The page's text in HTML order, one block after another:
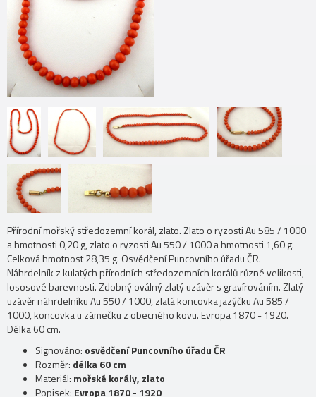
Přírodní mořský středozemní korál, zlato. Zlato o ryzosti Au 585 / 1000
a hmotnosti 0,20 g, zlato o ryzosti Au 550 / 1000 a hmotnosti 1,60 g.
Celková hmotnost 28,35 g. Osvědčení Puncovního úřadu ČR.
Náhrdelník z kulatých přírodních středozemních korálů různé velikosti,
lososové barevnosti. Zdobný oválný zlatý uzávěr s gravírováním. Zlatý
uzávěr náhrdelníku Au 550 / 1000, zlatá koncovka jazýčku Au 585 /
1000, koncovka u zámečku z obecného kovu. Evropa 1870 - 1920.
Délka 60 cm.
Signováno: osvědčení Puncovního úřadu ČR
Rozměr: délka 60 cm
Materiál: mořské korály, zlato
Popisek: Evropa 1870 - 1920